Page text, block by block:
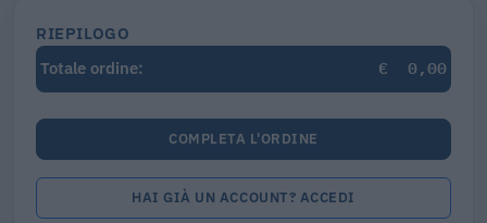
RIEPILOGO
Totale ordine:
€ 0,00
COMPLETA L'ORDINE
HAI GIÀ UN ACCOUNT? ACCEDI